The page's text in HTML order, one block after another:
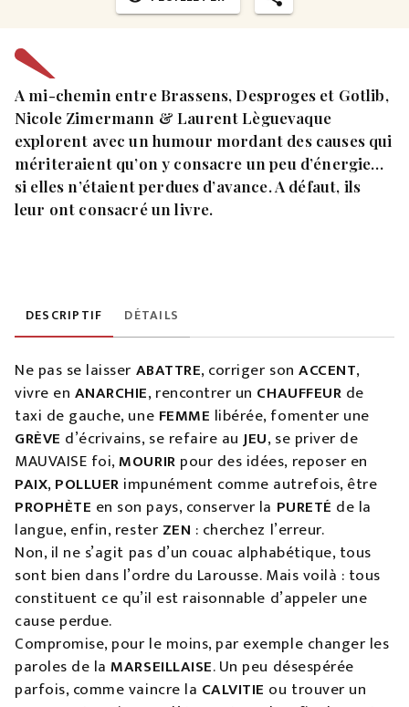
A mi-chemin entre Brassens, Desproges et Gotlib,
Nicole Zimermann & Laurent Lèguevaque
explorent avec un humour mordant des causes qui
mériteraient qu’on y consacre un peu d’énergie…
si elles n’étaient perdues d’avance. A défaut, ils
leur ont consacré un livre.
DESCRIPTIF DÉTAILS
Ne pas se laisser ABATTRE, corriger sonACCENT,
vivre en ANARCHIE, rencontrer un CHAUFFEUR de
taxi de gauche, une FEMME libérée, fomenter une
GRÈVE d’écrivains, se refaire auJEU, se priver de
MAUVAISE foi,MOURIR pour des idées, reposer en
PAIX,POLLUER impunément comme autrefois, être
PROPHÈTE en son pays, conserver la PURETÉ de la
langue, enfin, rester ZEN : cherchez l’erreur.
Non, il ne s’agit pas d’un couac alphabétique, tous
sont bien dans l’ordre du Larousse. Mais voilà : tous
constituent ce qu’il est raisonnable d’appeler une
cause perdue.
Compromise, pour le moins, par exemple changer les
paroles de laMARSEILLAISE. Un peu désespérée
parfois, comme vaincre la CALVITIE ou trouver un